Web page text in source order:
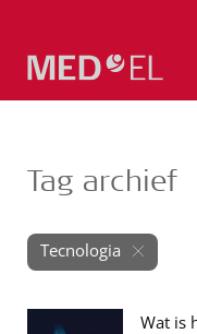
Tag archief
Tecnologia
Wat is